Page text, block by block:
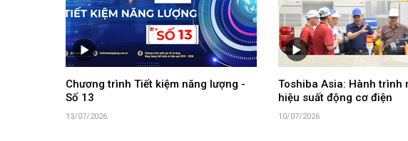
Chương trình Tiết kiệm năng lượng -
Số 13
13/07/2026
Toshiba Asia: Hành trình
hiệu suất động cơ điện
10/07/2026